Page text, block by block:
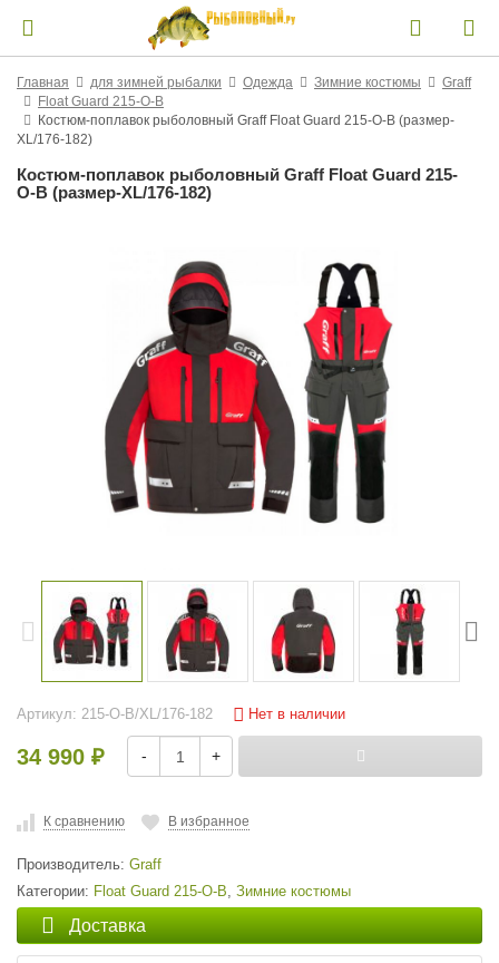
Главная для зимней рыбалки Одежда Зимние костюмы
Graff
Float Guard 215-O-B
Костюм-поплавок рыболовный Graff Float Guard 215-O-B (размер-
XL/176-182)
Костюм-поплавок рыболовный Graff Float Guard 215-
O-B (размер-XL/176-182)
Артикул: 215-O-B/XL/176-182 Нет в наличии
34 990 ₽ - +
К сравнению В избранное
Производитель: Graff
Категории: Float Guard 215-O-B, Зимние костюмы
Доставка